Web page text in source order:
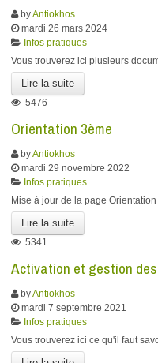
byAntiokhos
mardi 26 mars 2024
Infos pratiques
Vous trouverez ici plusieurs
Lire la suite
5476
Orientation 3ème
byAntiokhos
mardi 29 novembre 2022
Infos pratiques
Mise à jour de la page
Lire la suite
5341
Activation et gestion
byAntiokhos
mardi 7 septembre 2021
Infos pratiques
Vous trouverez ici ce qu'il faut